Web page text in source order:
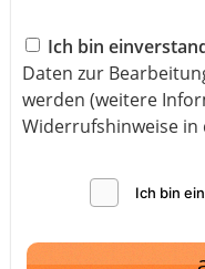
Ich bin
Daten zur
werden (weitere
Widerrufshinweise in